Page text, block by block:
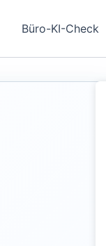
Büro-KI-Check